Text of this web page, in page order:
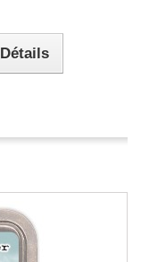
Détails